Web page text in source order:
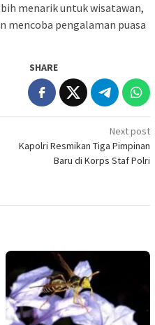
menarik untuk wisatawan,
mencoba pengalaman puasa
SHARE
Next post
Kapolri Resmikan Tiga Pimpinan
Baru di Korps Staf Polri